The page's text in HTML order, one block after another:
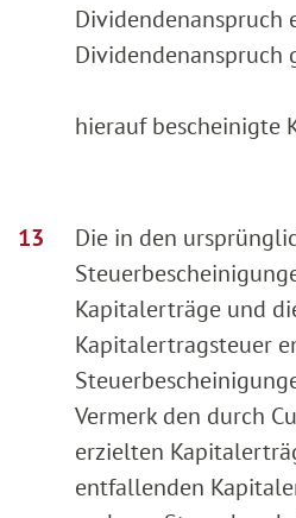
Dividendenanspruch
hierauf bescheinigte
Die in den
Kapitalerträge und
Kapitalertragsteuer
Vermerk den durch
erzielten
entfallenden